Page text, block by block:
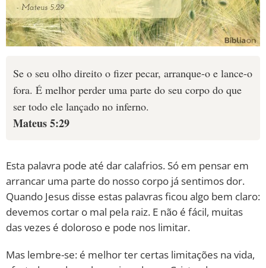
Se o seu olho direito o fizer pecar, arranque-o e lance-o
fora. É melhor perder uma parte do seu corpo do que
ser todo ele lançado no inferno.
Mateus 5:29
Esta palavra pode até dar calafrios. Só em pensar em
arrancar uma parte do nosso corpo já sentimos dor.
Quando Jesus disse estas palavras ficou algo bem claro:
devemos cortar o mal pela raiz. E não é fácil, muitas
das vezes é doloroso e pode nos limitar.
Mas lembre-se: é melhor ter certas limitações na vida,